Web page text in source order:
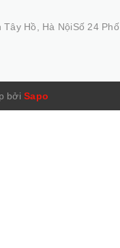
Hồ, Hà NộiSố 24 Phố
bởi Sapo